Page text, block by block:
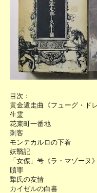
目次：
黄金遁走曲《フューグ・ドレ
生霊
花束町一番地
刺客
モンテカルロの下着
妖翳記
「女傑」号《ラ・マゾーヌ》
贖罪
犂氏の友情
カイゼルの白書